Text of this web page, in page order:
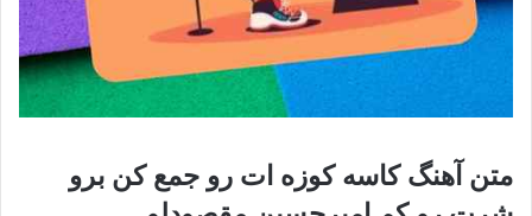
متن آهنگ کاسه کوزه ات رو جمع کن برو